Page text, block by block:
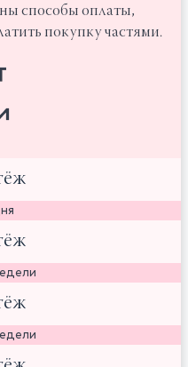
способы оплаты,
покупку частями.